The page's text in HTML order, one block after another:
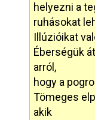
helyezni a
ruhásokat
Illúzióikat
Éberségük
arról,
hogy a
Tömeges
akik